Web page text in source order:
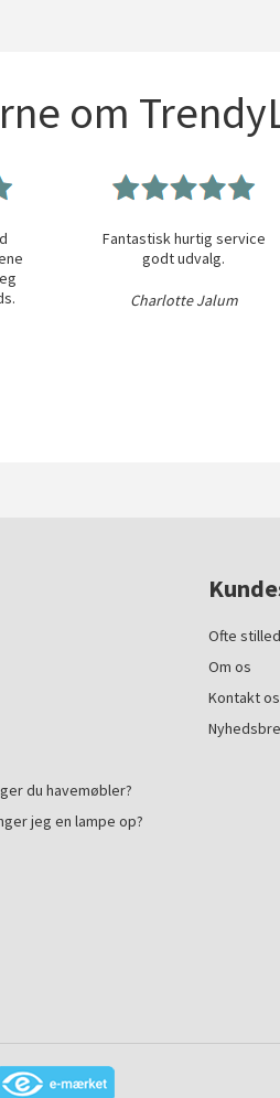
om
Fantastisk hurtig service
godt udvalg.
Charlotte Jalum
du havemøbler?
jeg en lampe op?
Ofte
Om os
Kontakt os